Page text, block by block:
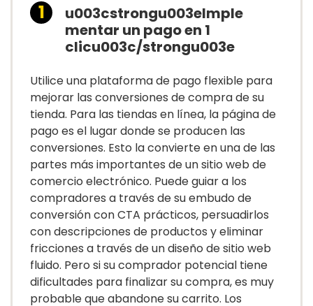
u003cstrongu003eImple
mentar un pago en 1
clicu003c/strongu003e
Utilice una plataforma de pago flexible para
mejorar las conversiones de compra de su
tienda. Para las tiendas en línea, la página de
pago es el lugar donde se producen las
conversiones. Esto la convierte en una de las
partes más importantes de un sitio web de
comercio electrónico. Puede guiar a los
compradores a través de su embudo de
conversión con CTA prácticos, persuadirlos
con descripciones de productos y eliminar
fricciones a través de un diseño de sitio web
fluido. Pero si su comprador potencial tiene
dificultades para finalizar su compra, es muy
probable que abandone su carrito. Los